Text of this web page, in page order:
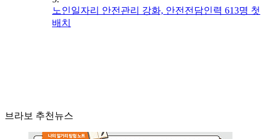
노인일자리 안전관리 강화, 안전전담인력 613명 첫
배치
브라보 추천뉴스